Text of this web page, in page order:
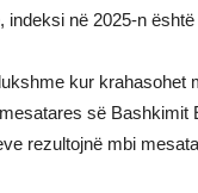
indeksi në 2025-n
kur krahasohet
së
rezultojnë mbi